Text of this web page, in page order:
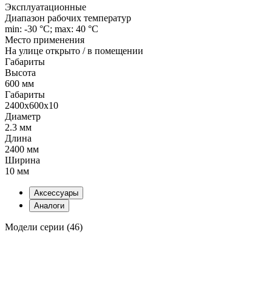
Эксплуатационные
Диапазон рабочих температур
min: -30 °C; max: 40 °C
Место применения
На улице открыто / в помещении
Габариты
Высота
600 мм
Габариты
2400x600x10
Диаметр
2.3 мм
Длина
2400 мм
Ширина
10 мм
Аксессуары
Аналоги
Модели серии (46)